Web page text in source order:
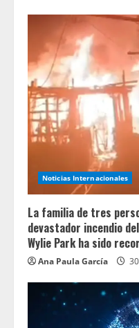
Noticias Internacionales
La familia de tres
devastador incendio
Wylie Park ha sido
Ana Paula García